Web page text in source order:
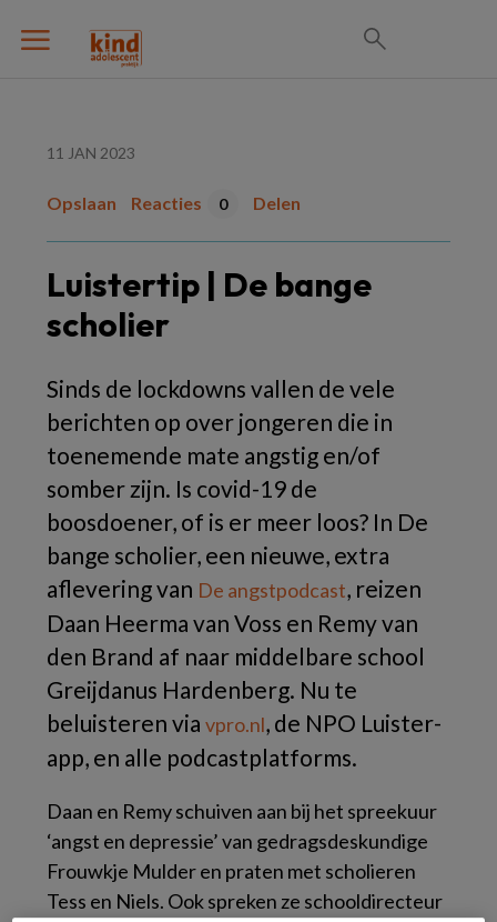
11 JAN 2023
Opslaan Reacties 0 Delen
Luistertip | De bange
scholier
Sinds de lockdowns vallen de vele
berichten op over jongeren die in
toenemende mate angstig en/of
somber zijn. Is covid-19 de
boosdoener, of is er meer loos? In De
bange scholier, een nieuwe, extra
aflevering van De angstpodcast, reizen
Daan Heerma van Voss en Remy van
den Brand af naar middelbare school
Greijdanus Hardenberg. Nu te
beluisteren via vpro.nl, de NPO Luister-
app, en alle podcastplatforms.
Daan en Remy schuiven aan bij het spreekuur
‘angst en depressie’ van gedragsdeskundige
Frouwkje Mulder en praten met scholieren
Tess en Niels. Ook spreken ze schooldirecteur